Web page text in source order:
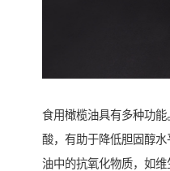
食用橄榄油具有多种功
酸，有助于降低胆固醇
油中的抗氧化物质，如